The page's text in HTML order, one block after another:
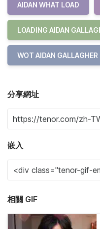
AIDAN WHAT LOAD
LOADING AIDAN
WOT AIDAN GALLAGHER
分享網址
嵌入
相關 GIF